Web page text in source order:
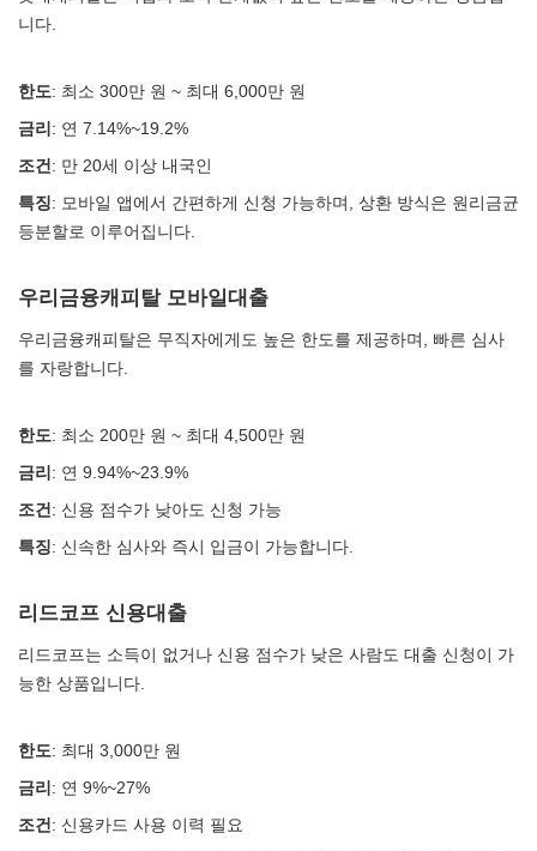
니다.
한도: 최소 300만 원 ~ 최대 6,000만 원
금리 : 연 7.14%~19.2%
조건 : 만 20세 이상 내국인
특징: 모바일 앱에서 간편하게 신청 가능하며, 상환 방식은 원리금균
등분할로 이루어집니다.
우리금융캐피탈 모바일대출
우리금융캐피탈은 무직자에게도 높은 한도를 제공하며, 빠른 심사
를 자랑합니다.
한도: 최소 200만 원 ~ 최대 4,500만 원
금리 : 연 9.94%~23.9%
조건 : 신용 점수가 낮아도 신청 가능
특징: 신속한 심사와 즉시 입금이 가능합니다.
리드코프 신용대출
리드코프는 소득이 없거나 신용 점수가 낮은 사람도 대출 신청이 가
능한 상품입니다.
한도: 최대 3,000만 원
금리 : 연 9%~27%
조건 : 신용카드 사용 이력 필요